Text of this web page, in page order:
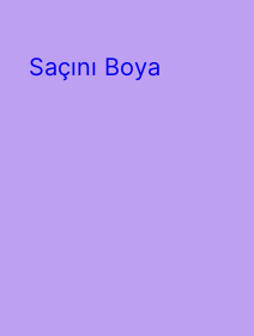
Saçını Boya